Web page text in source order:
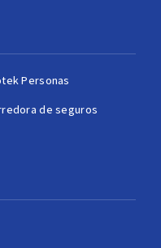
Personas
de seguros